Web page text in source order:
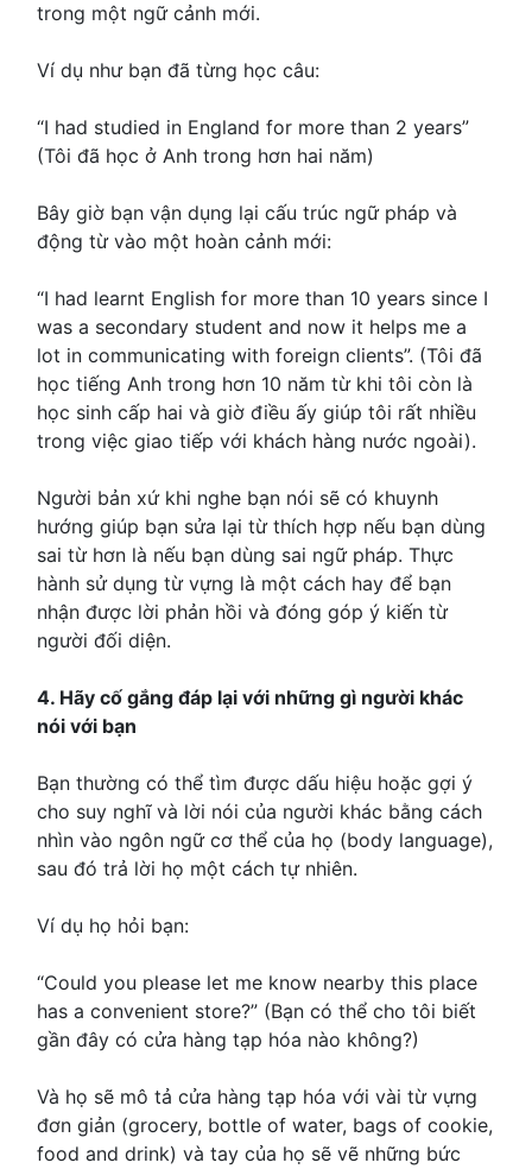
trong một ngữ cảnh mới.
Ví dụ như bạn đã từng học câu:
“I had studied in England for more than 2 years”
(Tôi đã học ở Anh trong hơn hai năm)
Bây giờ bạn vận dụng lại cấu trúc ngữ pháp và
động từ vào một hoàn cảnh mới:
“I had learnt English for more than 10 years since I
was a secondary student and now it helps me a
lot in communicating with foreign clients”. (Tôi đã
học tiếng Anh trong hơn 10 năm từ khi tôi còn là
học sinh cấp hai và giờ điều ấy giúp tôi rất nhiều
trong việc giao tiếp với khách hàng nước ngoài).
Người bản xứ khi nghe bạn nói sẽ có khuynh
hướng giúp bạn sửa lại từ thích hợp nếu bạn dùng
sai từ hơn là nếu bạn dùng sai ngữ pháp. Thực
hành sử dụng từ vựng là một cách hay để bạn
nhận được lời phản hồi và đóng góp ý kiến từ
người đối diện.
4. Hãy cố gắng đáp lại với những gì người khác
nói với bạn
Bạn thường có thể tìm được dấu hiệu hoặc gợi ý
cho suy nghĩ và lời nói của người khác bằng cách
nhìn vào ngôn ngữ cơ thể của họ (body language),
sau đó trả lời họ một cách tự nhiên.
Ví dụ họ hỏi bạn:
“Could you please let me know nearby this place
has a convenient store?” (Bạn có thể cho tôi biết
gần đây có cửa hàng tạp hóa nào không?)
Và họ sẽ mô tả cửa hàng tạp hóa với vài từ vựng
đơn giản (grocery, bottle of water, bags of cookie,
food and drink) và tay của họ sẽ vẽ những bức